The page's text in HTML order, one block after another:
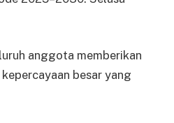
anggota memberikan
besar yang